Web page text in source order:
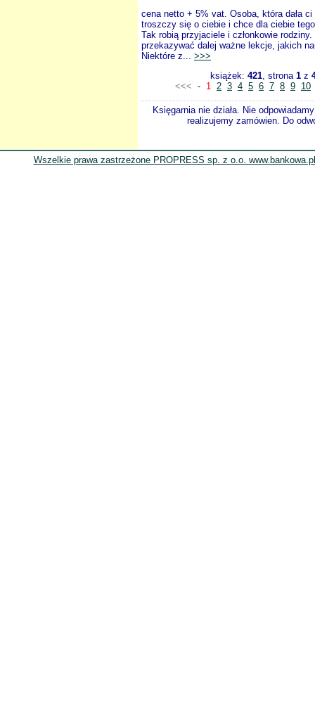
cena netto + 5% vat. Osoba, która dała
troszczy się o ciebie i chce dla ciebie
Tak robią przyjaciele i członkowie
przekazywać dalej ważne lekcje, jakich
Niektóre z... >>>
książek: 421, strona 1 z
<<< - 1 2 3 4 5 6 7 8 9 10
Księgarnia nie działa. Nie
realizujemy zamówien. Do
Wszelkie prawa zastrzeżone PROPRESS sp. z o.o.